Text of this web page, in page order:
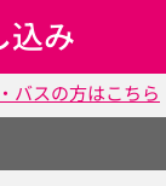
み
バスの方はこちら